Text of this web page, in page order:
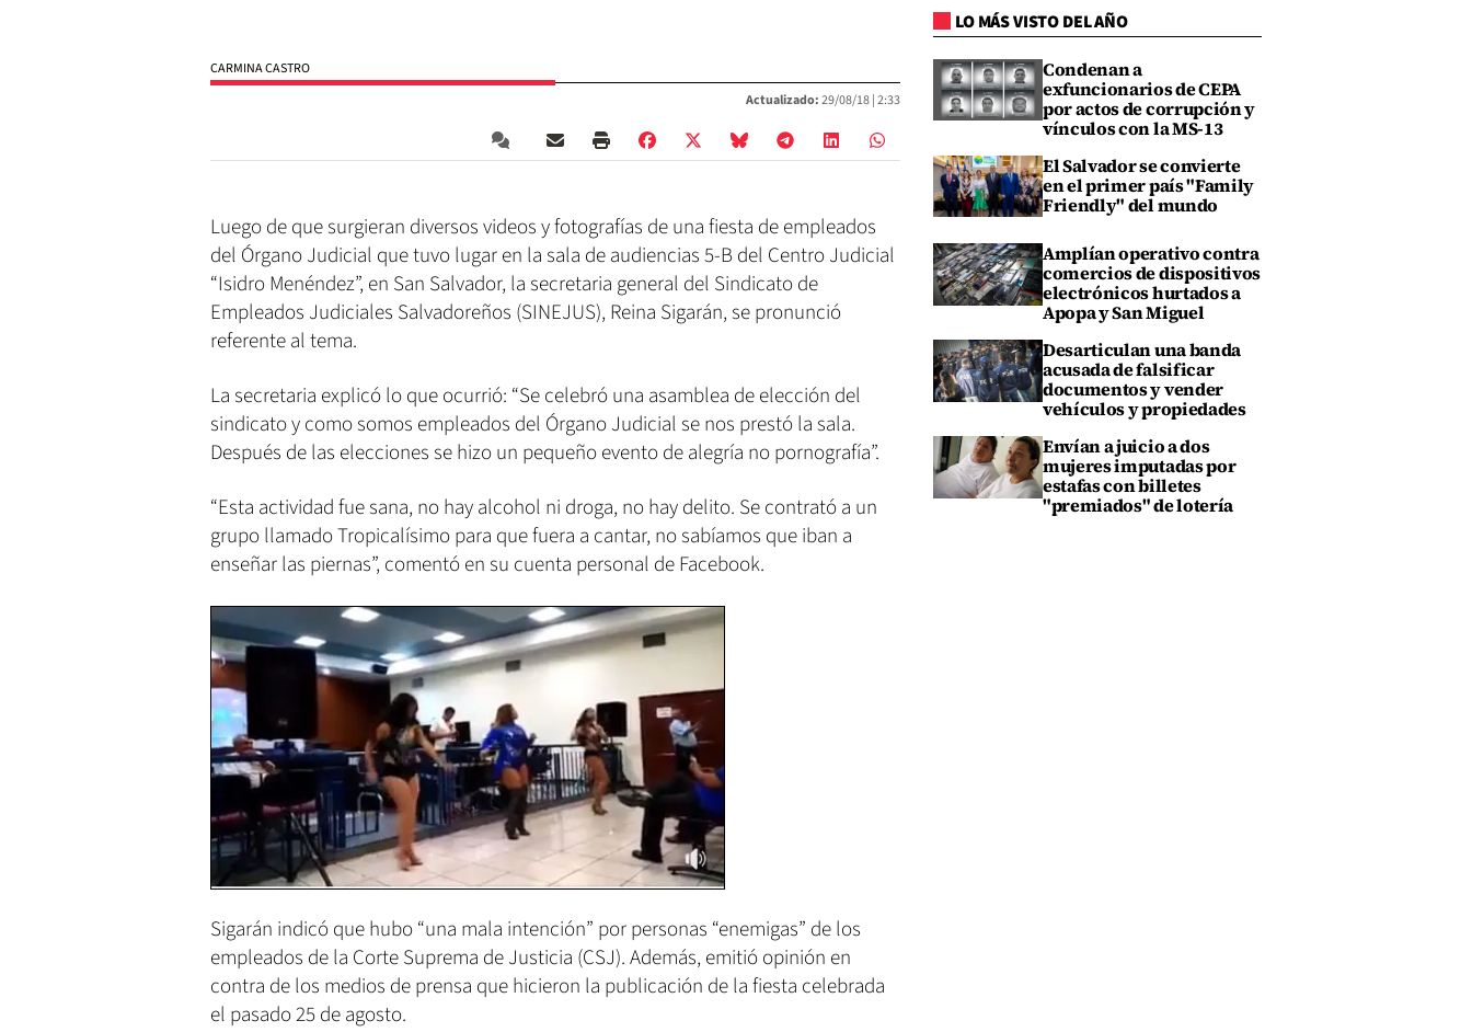
CARMINA CASTRO
Actualizado:29/08/18 |2:33
Luego de que surgieran diversos videos y fotografías de una fiesta de empleados
del Órgano Judicial que tuvo lugar en la sala de audiencias 5-B del Centro Judicial
“Isidro Menéndez”, en San Salvador, la secretaria general del Sindicato de
Empleados Judiciales Salvadoreños (SINEJUS), Reina Sigarán, se pronunció
referente al tema.
La secretaria explicó lo que ocurrió: “Se celebró una asamblea de elección del
sindicato y como somos empleados del Órgano Judicial se nos prestó la sala.
Después de las elecciones se hizo un pequeño evento de alegría no pornografía”.
“Esta actividad fue sana, no hay alcohol ni droga, no hay delito. Se contrató a un
grupo llamado Tropicalísimo para que fuera a cantar, no sabíamos que iban a
enseñar las piernas”, comentó en su cuenta personal de Facebook.
Sigarán indicó que hubo “una mala intención” por personas “enemigas” de los
empleados de la Corte Suprema de Justicia (CSJ). Además, emitió opinión en
contra de los medios de prensa que hicieron la publicación de la fiesta celebrada
el pasado 25 de agosto.
LO MÁS VISTO DEL AÑO
Condenan a
exfuncionarios de CEPA
por actos de corrupción y
vínculos con la MS-13
El Salvador se convierte
en el primer país "Family
Friendly" del mundo
Amplían operativo contra
comercios de dispositivos
electrónicos hurtados a
Apopa y San Miguel
Desarticulan una banda
acusada de falsificar
documentos y vender
vehículos y propiedades
Envían a juicio a dos
mujeres imputadas por
estafas con billetes
"premiados" de lotería